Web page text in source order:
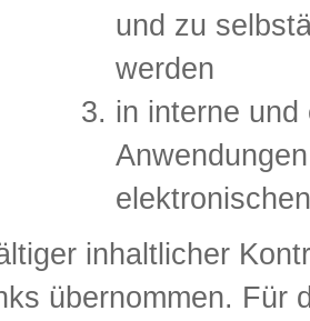
und zu
werden
in interne
inhaltlicher
übernommen. Für